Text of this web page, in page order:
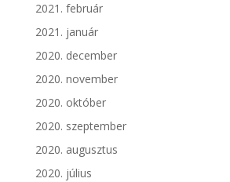
2021. február
2021. január
2020. december
2020. november
2020. október
2020. szeptember
2020. augusztus
2020. július